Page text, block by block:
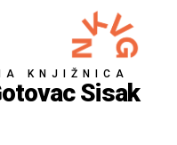
KNJIŽNICA
Sisak